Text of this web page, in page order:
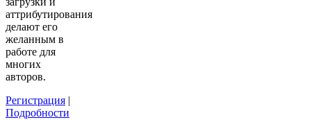
аттрибутирования
делают его
желанным в
работе для
многих
авторов.
Регистрация |
Подробности